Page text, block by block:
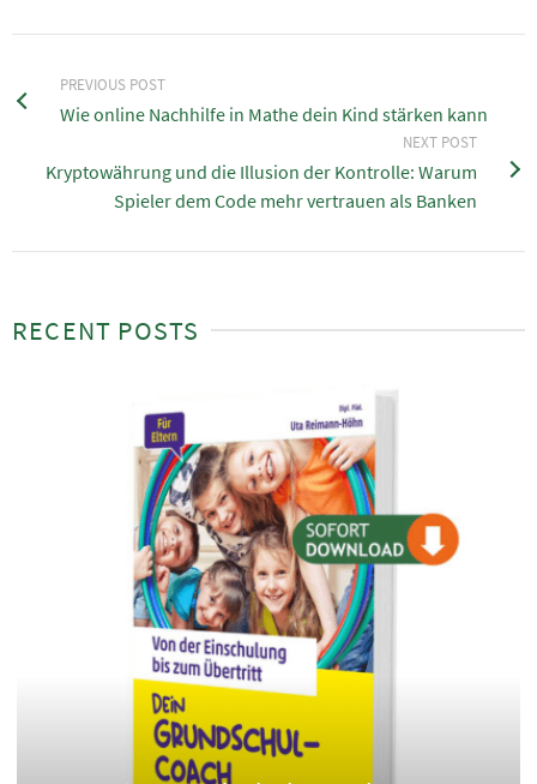
PREVIOUS POST
Wie online Nachhilfe in Mathe dein Kind stärken kann
NEXT POST
Kryptowährung und die Illusion der Kontrolle: Warum
Spieler dem Code mehr vertrauen als Banken
RECENT POSTS